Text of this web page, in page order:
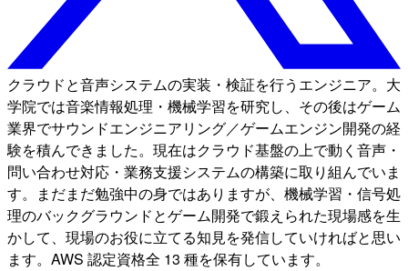
クラウドと音声システムの実装・検証を行うエンジニア。大
学院では音楽情報処理・機械学習を研究し、その後はゲーム
業界でサウンドエンジニアリング／ゲームエンジン開発の経
験を積んできました。現在はクラウド基盤の上で動く音声・
問い合わせ対応・業務支援システムの構築に取り組んでいま
す。まだまだ勉強中の身ではありますが、機械学習・信号処
理のバックグラウンドとゲーム開発で鍛えられた現場感を生
かして、現場のお役に立てる知見を発信していければと思い
ます。AWS 認定資格全 13 種を保有しています。